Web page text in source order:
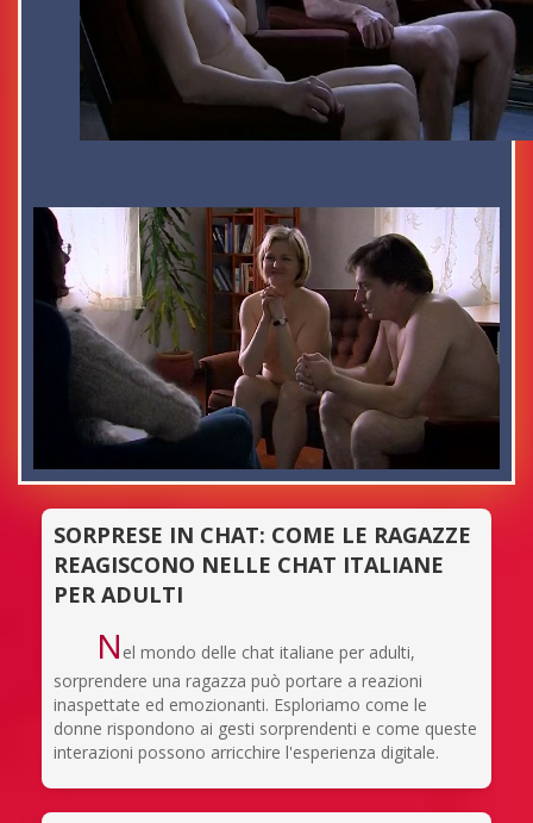
SORPRESE IN CHAT: COME LE RAGAZZE
REAGISCONO NELLE CHAT ITALIANE
PER ADULTI
N el mondo delle chat italiane per adulti,
sorprendere una ragazza può portare a reazioni
inaspettate ed emozionanti. Esploriamo come le
donne rispondono ai gesti sorprendenti e come queste
interazioni possono arricchire l'esperienza digitale.